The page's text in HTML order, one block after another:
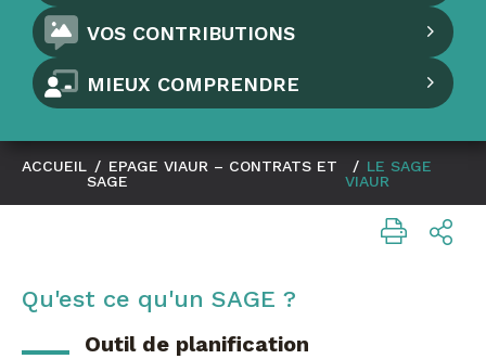
VOS CONTRIBUTIONS
MIEUX COMPRENDRE
ACCUEIL / EPAGE VIAUR – CONTRATS ET
SAGE
/ LE SAGE
VIAUR
Qu'est ce qu'un SAGE ?
Outil de planification